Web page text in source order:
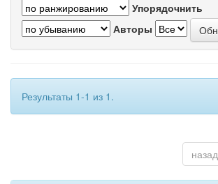
Упорядочнить
Авторы
Результаты 1-1 из 1.
назад